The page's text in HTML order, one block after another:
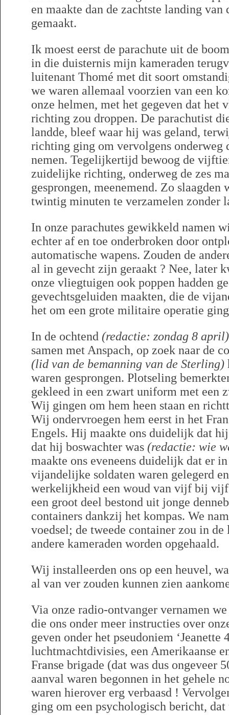
en maakte dan de zachtste landing
gemaakt.
Ik moest eerst de parachute uit de
in die duisternis mijn kameraden
luitenant Thomé met dit soort
we waren allemaal voorzien van een
onze helmen, met het gegeven dat
richting zou droppen. De parachutist
landde, bleef waar hij was geland,
richting ging om vervolgens onderweg
nemen. Tegelijkertijd bewoog de
zuidelijke richting, onderweg de zes
gesprongen, meenemend. Zo
twintig minuten te verzamelen zonder
In onze parachutes gewikkeld namen
echter af en toe onderbroken door
automatische wapens. Zouden de
al in gevecht zijn geraakt ? Nee, later
onze vliegtuigen ook poppen hadden
gevechtsgeluiden maakten, die de
het om een grote militaire operatie
In de ochtend (redactie: zondag 8 april)
samen met Anspach, op zoek naar de
(lid van de bemanning van de Sterling)
waren gesprongen. Plotseling
gekleed in een zwart uniform met een
Wij gingen om hem heen staan en
Wij ondervroegen hem eerst in het
Engels. Hij maakte ons duidelijk dat
dat hij boswachter was (redactie: wie
maakte ons eveneens duidelijk dat er
vijandelijke soldaten waren gelegerd en
werkelijkheid een woud van vijf bij
een groot deel bestond uit jonge
containers dankzij het kompas. We
voedsel; de tweede container zou in de
andere kameraden worden opgehaald.
Wij installeerden ons op een heuvel,
al van ver zouden kunnen zien
Via onze radio-ontvanger vernamen
die ons onder meer instructies over
geven onder het pseudoniem ‘Jeanette
luchtmachtdivisies, een Amerikaanse
Franse brigade (dat was dus ongeveer
aanval waren begonnen in het gehele
waren hierover erg verbaasd !
ging om een psychologisch bericht,